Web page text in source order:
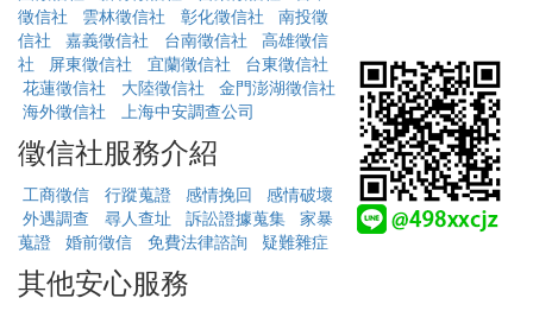
徵信社
雲林徵信社 彰化徵信社
南投徵
信社
嘉義徵信社 台南徵信社
高雄徵信
社
屏東徵信社 宜蘭徵信社
台東徵信社
花蓮徵信社
大陸徵信社
金門澎湖徵信社
海外徵信社
上海中安調查公司
徵信社服務介紹
工商徵信 行蹤蒐證 感情挽回
感情破壞
外遇調查
尋人查址 訴訟證據蒐集
家暴
蒐證
婚前徵信 免費法律諮詢 疑難雜症
其他安心服務